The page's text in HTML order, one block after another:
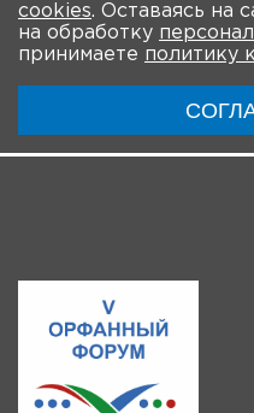
cookies. Оставаясь на
на обработку
принимаете политику
О мероприятии